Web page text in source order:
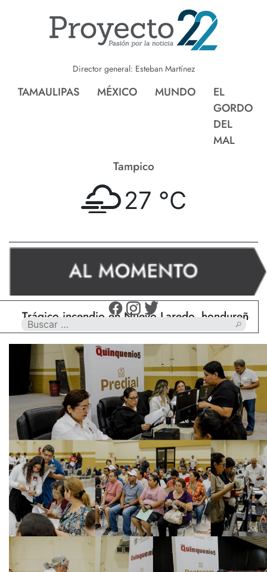
Director general: Esteban Martínez
TAMAULIPAS MÉXICO MUNDO
EL
GORDO
DEL
MAL
Tampico
27 °C
incendio en Nuevo Laredo, hondureño